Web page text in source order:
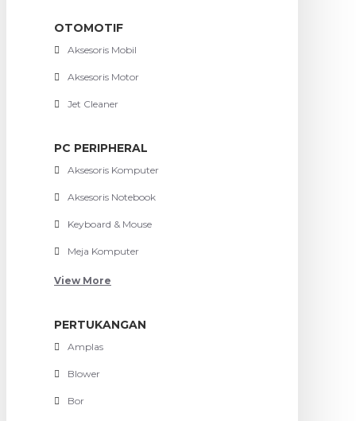
OTOMOTIF
Aksesoris Mobil
Aksesoris Motor
Jet Cleaner
PC PERIPHERAL
Aksesoris Komputer
Aksesoris Notebook
Keyboard & Mouse
Meja Komputer
View More
PERTUKANGAN
Amplas
Blower
Bor